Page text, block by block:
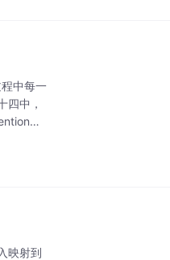
中每一
四中，
映射到